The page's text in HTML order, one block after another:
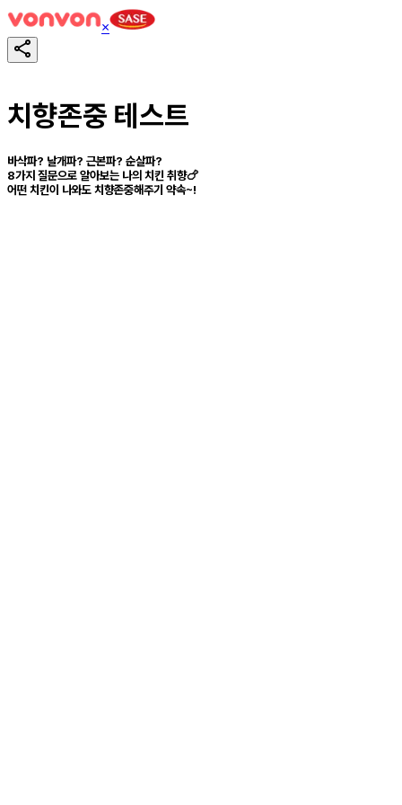
×
치향존중 테스트
바삭파? 날개파? 근본파? 순살파?
8가지 질문으로 알아보는 나의 치킨 취향🍗
어떤 치킨이 나와도 치향존중해주기 약속~!